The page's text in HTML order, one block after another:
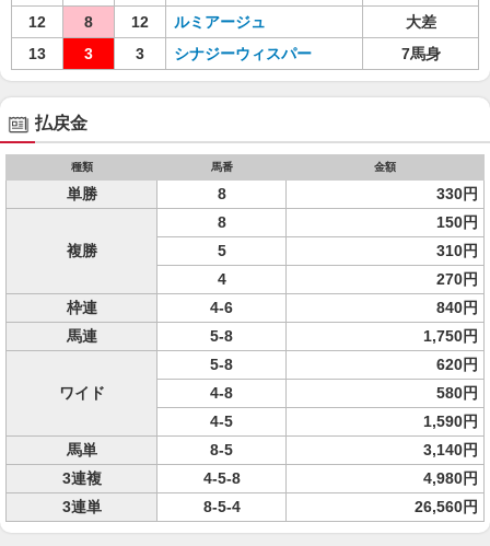
12
8 12 ルミアージュ
大差
13
3 3 シナジーウィスパー 7馬身
払戻金
種類 馬番 金額
単勝 8 330円
複勝
8
150円
5
310円
4
270円
枠連
4-6
840円
馬連
5-8 1,750円
ワイド
5-8
620円
4-8
580円
4-5
1,590円
馬単
8-5
3,140円
3連複
4-5-8
4,980円
3連単
8-5-4 26,560円